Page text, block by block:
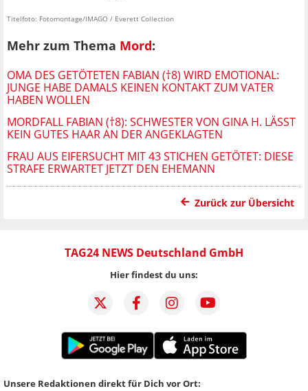
Titelfoto: Fotomontage/IMAGO / Everett Collection
Mehr zum Thema Mord:
OMA DES GETÖTETEN FABIAN (†8) WIRD EMOTIONAL:
JUNGE HABE DAMALS KEINEN KONTAKT ZUM VATER
HABEN WOLLEN
MORDFALL FABIAN (†8): SCHWESTER VON GINA H. LÄSST
KEIN GUTES HAAR AN DER ANGEKLAGTEN
FRAU AUS EIFERSUCHT MIT 43 STICHEN GETÖTET: DIESE
STRAFE ERWARTET JETZT DEN EHEMANN
Zurück zur Übersicht
TAG24 NEWS Deutschland GmbH
Hier findest du uns:
Unsere Redaktionen direkt für Dich vor Ort: